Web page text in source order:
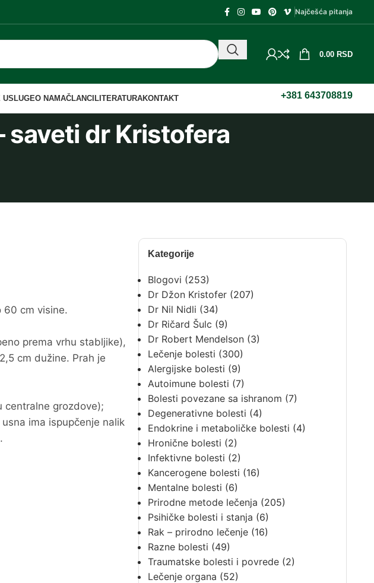
Najčešća pitanja
0.00 RSD
USLUGEO NAMAČLANCI LITERATURAKONTAKT +381 643708819
saveti dr Kristofera
Kategorije
Blogovi (253)
Dr Džon Kristofer(207)
Dr Nil Nidli (34)
Dr Ričard Šulc (9)
Dr Robert Mendelson(3)
Lečenje bolesti (300)
Alergijske bolesti (9)
Autoimune bolesti (7)
Bolesti povezane sa ishranom (7)
Degenerativne bolesti (4)
Endokrine i metaboličke bolesti (4)
Hronične bolesti (2)
Infektivne bolesti (2)
Kancerogene bolesti (16)
Mentalne bolesti (6)
Prirodne metode lečenja (205)
Psihičke bolesti i stanja (6)
Rak – prirodno lečenje(16)
Razne bolesti (49)
Traumatske bolesti i povrede(2)
Lečenje organa (52)
60 cm visine.
prema vrhu stabljike),
cm dužine. Prah je
centralne grozdove);
ima ispupčenje nalik